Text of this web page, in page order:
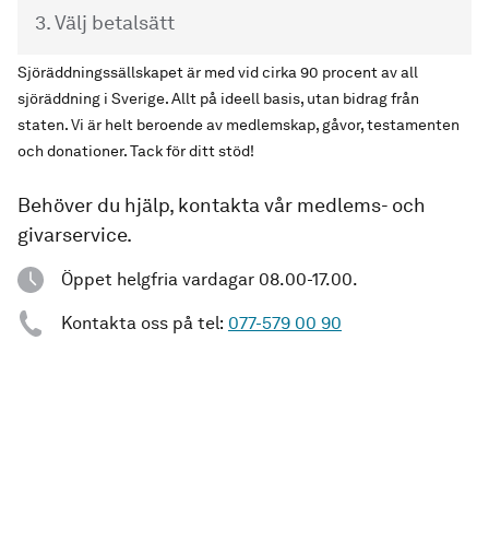
3. Välj betalsätt
Sjöräddningssällskapet är med vid cirka 90 procent av all
sjöräddning i Sverige. Allt på ideell basis, utan bidrag från
staten. Vi är helt beroende av medlemskap, gåvor, testamenten
och donationer. Tack för ditt stöd!
Behöver du hjälp, kontakta vår medlems- och
givarservice.
Öppet helgfria vardagar 08.00-17.00.
Kontakta oss på tel: 077-579 00 90